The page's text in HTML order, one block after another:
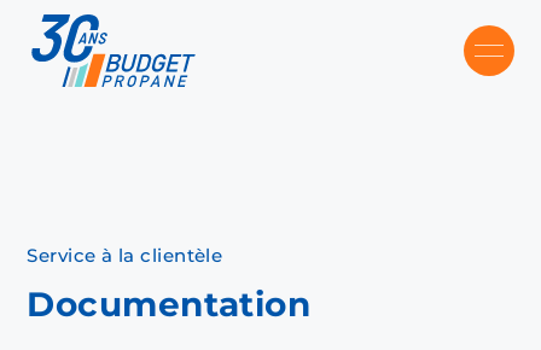
Skip to main content
Service à la clientèle
Documentation